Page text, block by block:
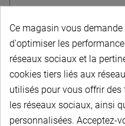
À
1,40 € HT
Choisir
Ce magasin vous
d'optimiser les
réseaux sociaux et la
cookies tiers liés aux
utilisés pour vous offrir
les réseaux sociaux, ainsi
personnalisées. Acceptez-